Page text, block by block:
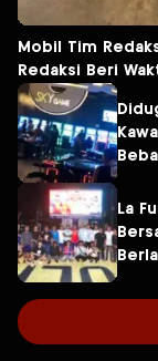
Mobil Tim
Redaksi Beri
La